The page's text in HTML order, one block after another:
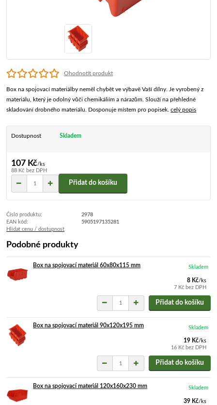
Ohodnotit produkt
Box na spojovací materiálby neměl chybět ve výbavě Vaší dílny. Je vyrobený z
materiálu, který je odolný vůči chemikáliím a nárazům. Slouží na přehledné
skladování drobného materiálu. Dosponuje místem pro popisek.celý popis
Dostupnost Skladem
107 Kč/ks
88 Kč bez DPH
Přidat do košíku
Číslo produktu:
2978
EAN kód:
5905197135281
Hlídat cenu / dostupnost
Podobné produkty
Box na spojovací materiál 60x80x115 mm
8 Kč/ks
7 Kč bez DPH
Skladem
Přidat do košíku
Box na spojovací materiál 90x120x195 mm
19 Kč/ks
16 Kč bez DPH
Skladem
Přidat do košíku
Box na spojovací materiál 120x160x230 mm
39 Kč/ks
Skladem